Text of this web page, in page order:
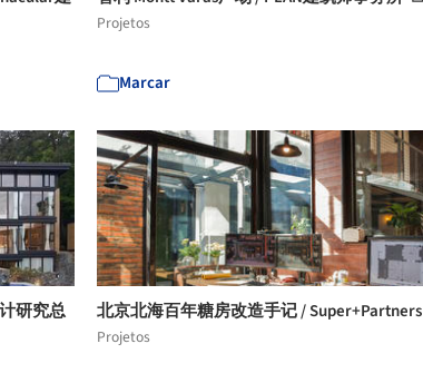
Projetos
Marcar
研究总
北京北海百年糖房改造手记 / Super+Partners
Projetos